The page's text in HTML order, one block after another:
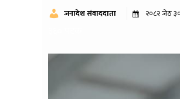
जनादेश संवाददाता २०८२ जेठ ३०